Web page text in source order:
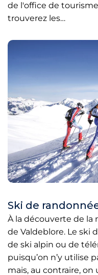
de l'office de
trouverez les…
Ski de
À la découverte de
de Valdeblore. Le ski
de ski alpin ou de
puisqu’on n’y utilise
mais, au contraire,